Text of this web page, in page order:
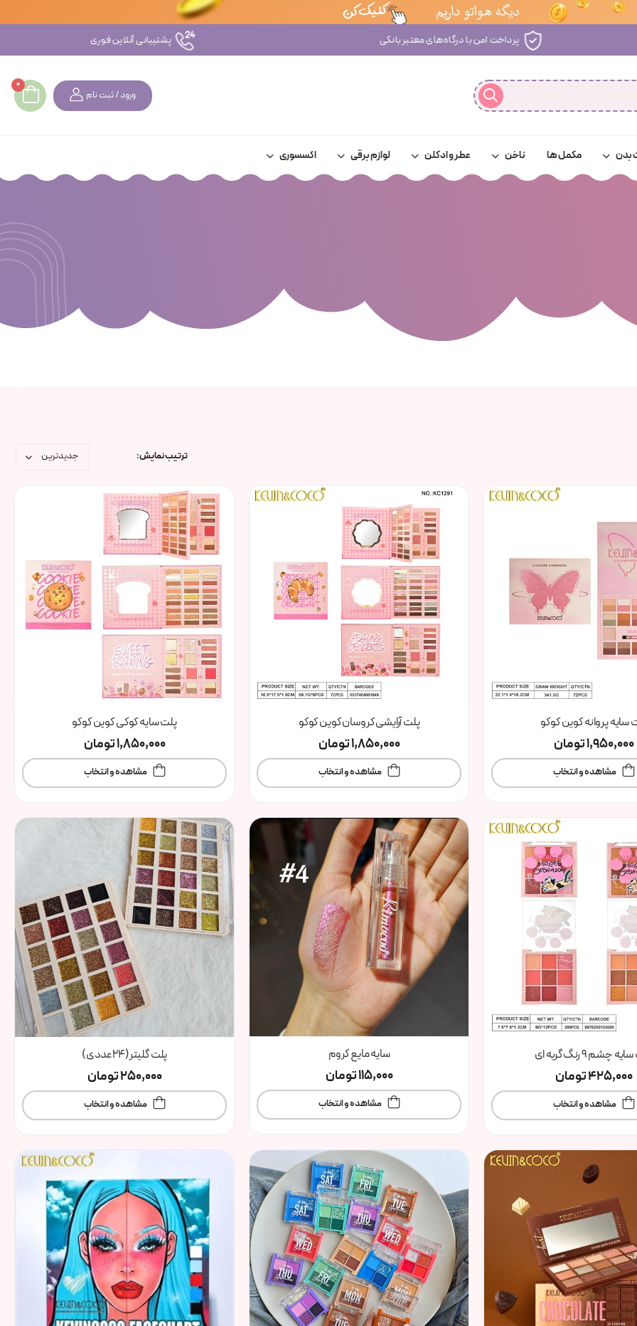
پشتیبانی آنلاین فوری گردونه شانس + اعتبار رایگان
ورود / ثبت نام
0
بدن مکمل ها ناخن عطر و ادکلن لوازم برقی اکسسوری
ترتیب نمایش :
سایه پروانه کوین کوکو
1,950,000تومان
مشاهده و انتخاب
پلت آرایشی کروسان کوین کوکو
1,850,000تومان
مشاهده و انتخاب
پلت سایه کوکی کوین کوکو
1,850,000تومان
مشاهده و انتخاب
چشم 9 رنگ گربه ای
425,000تومان
مشاهده و انتخاب
سایه مایع کروم
115,000تومان
مشاهده و انتخاب
پلت گلیتر(۲۴عددی)
250,000تومان
مشاهده و انتخاب